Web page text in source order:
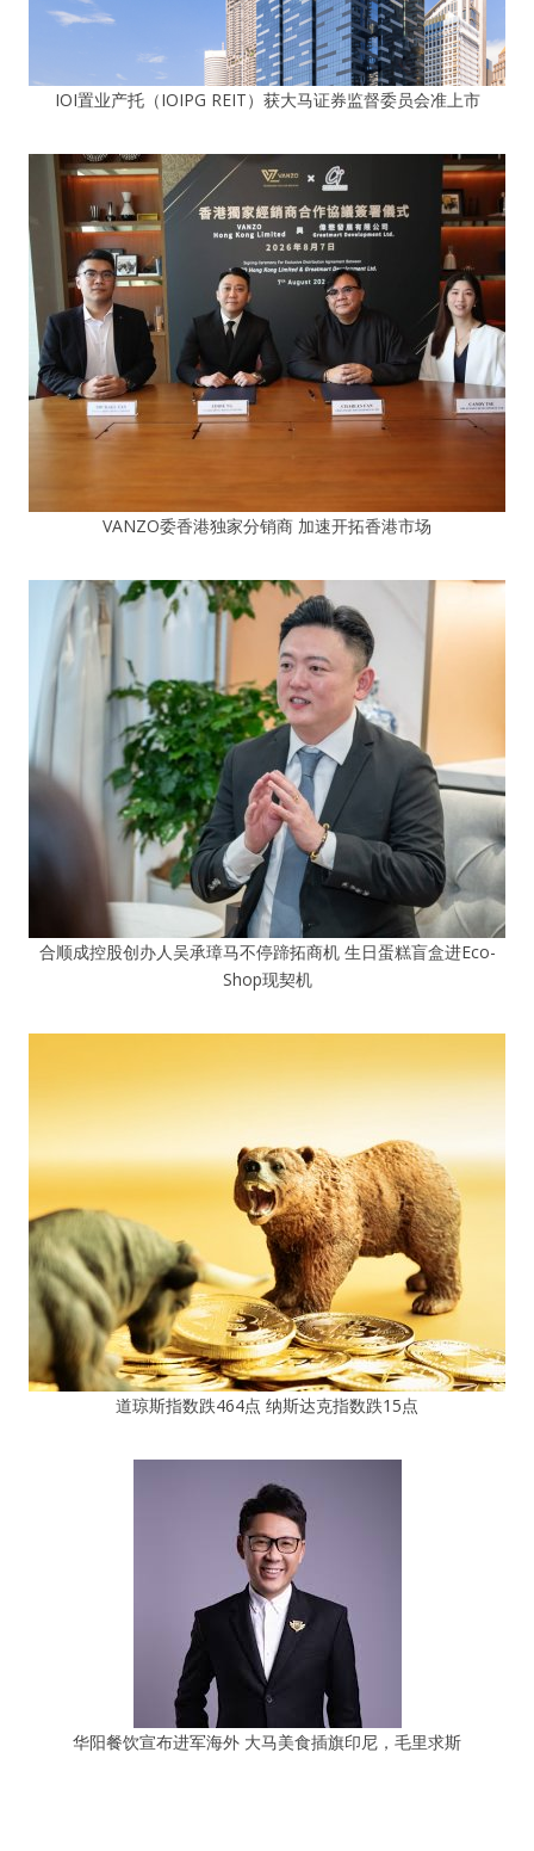
IOI置业产托（IOIPG REIT）获大马证券监督委员会准上市
VANZO委香港独家分销商 加速开拓香港市场
合顺成控股创办人吴承璋马不停蹄拓商机 生日蛋糕盲盒进Eco-
Shop现契机
道琼斯指数跌464点 纳斯达克指数跌15点
华阳餐饮宣布进军海外 大马美食插旗印尼，毛里求斯